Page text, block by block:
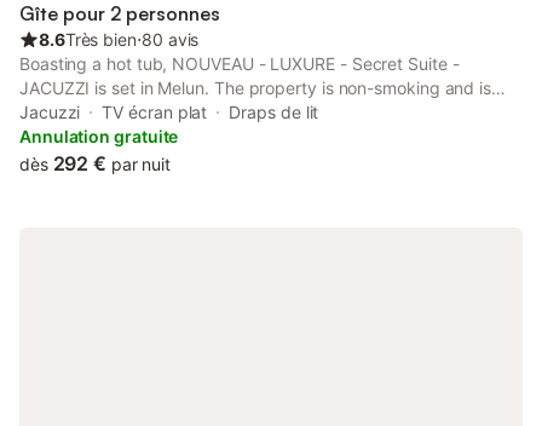
Gîte pour 2 personnes
8.6Très bien⋅80 avis
Boasting a hot tub, NOUVEAU - LUXURE - Secret Suite -
JACUZZI is set in Melun. The property is non-smoking and is
situated 49 km from Paris-Gare-de-Lyon.
Jacuzzi TV écran plat
Draps de lit
Annulation gratuite
dès 292 € par nuit